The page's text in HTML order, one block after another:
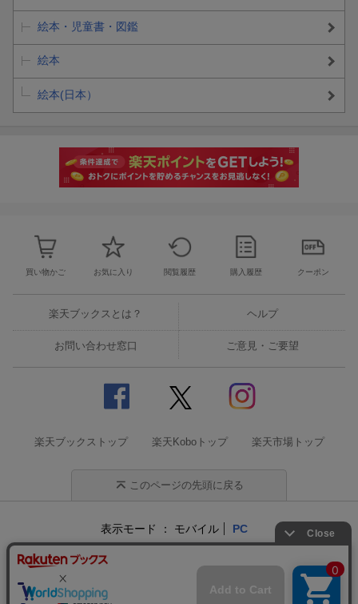
絵本・児童書・図鑑
絵本
絵本(日本）
買い物かご お気に入り 閲覧履歴 購入履歴 クーポン
楽天ブックスとは？ ヘルプ
お問い合わせ窓口 ご意見・ご要望
楽天ブックストップ 楽天Koboトップ 楽天市場トップ
このページの先頭に戻る
表示モード モバイル PC
企業情報 個人情報保護方針